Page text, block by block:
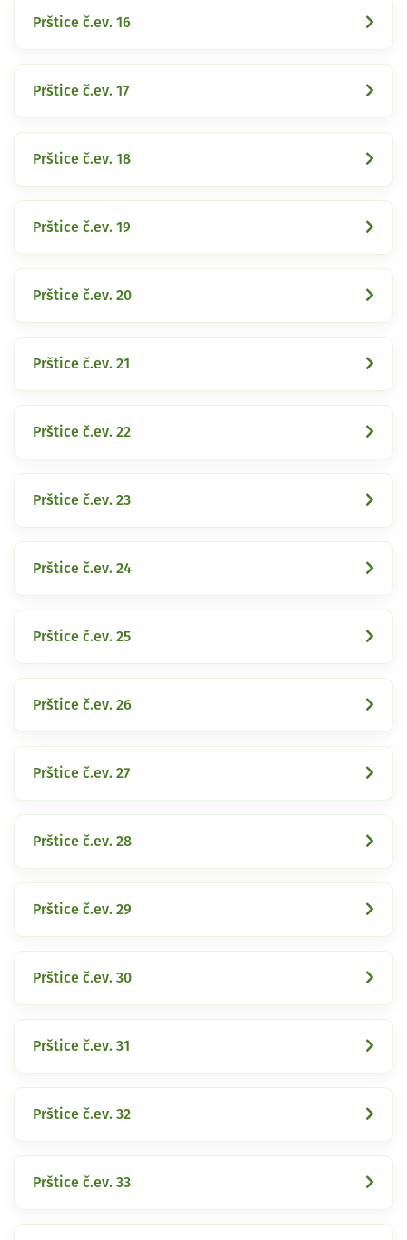
Prštice č.ev. 16
Prštice č.ev. 17
Prštice č.ev. 18
Prštice č.ev. 19
Prštice č.ev. 20
Prštice č.ev. 21
Prštice č.ev. 22
Prštice č.ev. 23
Prštice č.ev. 24
Prštice č.ev. 25
Prštice č.ev. 26
Prštice č.ev. 27
Prštice č.ev. 28
Prštice č.ev. 29
Prštice č.ev. 30
Prštice č.ev. 31
Prštice č.ev. 32
Prštice č.ev. 33